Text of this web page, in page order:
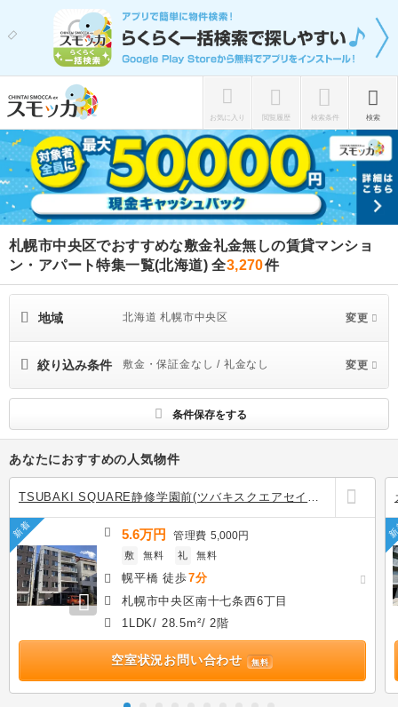
お気に入り 閲覧履歴 検索条件 検索
札幌市中央区でおすすめな敷金礼金無しの賃貸マンショ
ン・アパート特集一覧(北海道)全3,270件
地域 北海道 札幌市中央区 変更
絞り込み条件 敷金・保証金なし / 礼金なし 変更
条件保存をする
あなたにおすすめの人気物件
TSUBAKI SQUARE静修学園前(ツバキスクエアセイシ
新着 5.6万円 管理費5,000円
敷 無料 礼 無料
幌平橋 徒歩7分
札幌市中央区南十七条西6丁目
1LDK/ 28.5m²/ 2階
空室状況お問い合わせ 無料